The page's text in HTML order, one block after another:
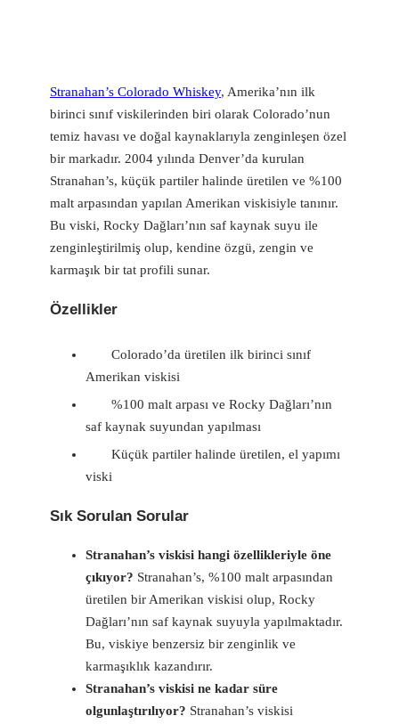
Stranahan’s Colorado Whiskey, Amerika’nın ilk
birinci sınıf viskilerinden biri olarak Colorado’nun
temiz havası ve doğal kaynaklarıyla zenginleşen özel
bir markadır. 2004 yılında Denver’da kurulan
Stranahan’s, küçük partiler halinde üretilen ve %100
malt arpasından yapılan Amerikan viskisiyle tanınır.
Bu viski, Rocky Dağları’nın saf kaynak suyu ile
zenginleştirilmiş olup, kendine özgü, zengin ve
karmaşık bir tat profili sunar.
Özellikler
Colorado’da üretilen ilk birinci sınıf
Amerikan viskisi
%100 malt arpası ve Rocky Dağları’nın
saf kaynak suyundan yapılması
Küçük partiler halinde üretilen, el yapımı
viski
Sık Sorulan Sorular
Stranahan’s viskisi hangi özellikleriyle öne
çıkıyor? Stranahan’s, %100 malt arpasından
üretilen bir Amerikan viskisi olup, Rocky
Dağları’nın saf kaynak suyuyla yapılmaktadır.
Bu, viskiye benzersiz bir zenginlik ve
karmaşıklık kazandırır.
Stranahan’s viskisi ne kadar süre
olgunlaştırılıyor? Stranahan’s viskisi